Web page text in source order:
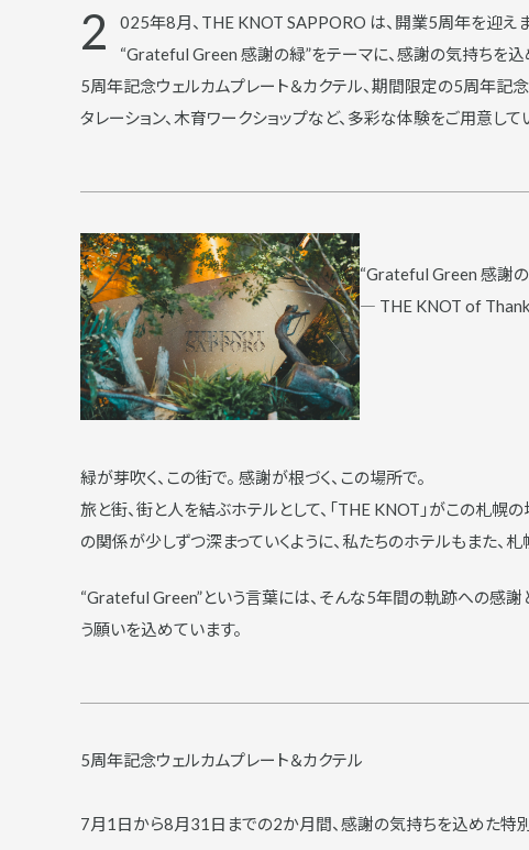
2
025年8月、THE KNOT SAPPORO は、開業5周年を迎えま
“Grateful Green 感謝の緑”をテーマに、感謝の気持ちを
5周年記念ウェルカムプレート＆カクテル、期間限定の5周年記
タレーション、木育ワークショップなど、多彩な体験をご用意して
“Grateful Green 感謝
― THE KNOT of
緑が芽吹く、この街で。 感謝が根づく、この場所で。
旅と街、街と人を結ぶホテルとして、「THE KNOT」がこの札幌
の関係が少しずつ深まっていくように、私たちのホテルもまた、札
“Grateful Green”という言葉には、そんな5年間の軌跡への感謝
う願いを込めています。
5周年記念ウェルカムプレート＆カクテル
7月1日から8月31日までの2か月間、感謝の気持ちを込めた特